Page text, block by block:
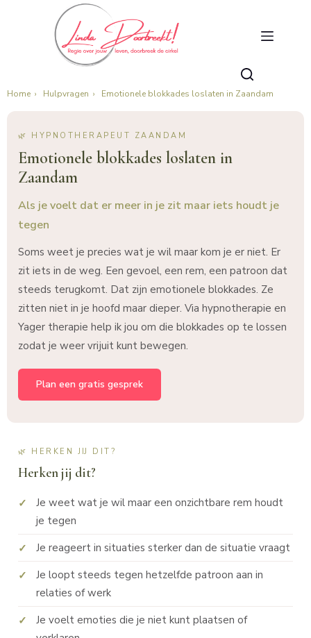
Home › Hulpvragen › Emotionele blokkades loslaten in Zaandam
🌿 HYPNOTHERAPEUT ZAANDAM
Emotionele blokkades loslaten in
Zaandam
Als je voelt dat er meer in je zit maar iets houdt je
tegen
Soms weet je precies wat je wil maar kom je er niet. Er
zit iets in de weg. Een gevoel, een rem, een patroon dat
steeds terugkomt. Dat zijn emotionele blokkades. Ze
zitten niet in je hoofd maar dieper. Via hypnotherapie en
Yager therapie help ik jou om die blokkades op te lossen
zodat je weer vrijuit kunt bewegen.
Plan een gratis gesprek
🌿 HERKEN JIJ DIT?
Herken jij dit?
Je weet wat je wil maar een onzichtbare rem houdt
je tegen
Je reageert in situaties sterker dan de situatie vraagt
Je loopt steeds tegen hetzelfde patroon aan in
relaties of werk
Je voelt emoties die je niet kunt plaatsen of